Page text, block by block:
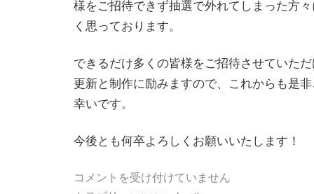
様をご招待できず抽選で外れてしまった方
く思っております。
できるだけ多くの皆様をご招待させていた
更新と制作に励みますので、これからも是
幸いです。
今後とも何卒よろしくお願いいたします！
コメントを受け付けていません